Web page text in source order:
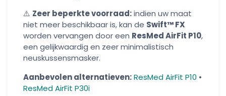
⚠️ Zeer beperkte voorraad:indien uw maat
niet meer beschikbaar is, kan de Swift™ FX
worden vervangen door een ResMed AirFit P10,
een gelijkwaardig en zeer minimalistisch
neuskussensmasker.
Aanbevolen alternatieven:ResMed AirFit P10 •
ResMed AirFit P30i